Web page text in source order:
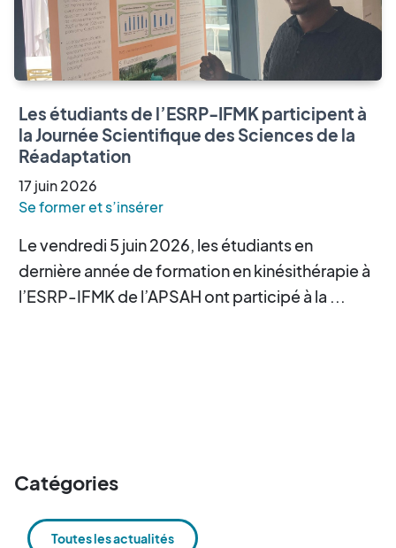
Les étudiants de l’ESRP-IFMK participent à
la Journée Scientifique des Sciences de la
Réadaptation
17juin2026
Se former et s’insérer
Le vendredi 5 juin 2026, les étudiants en
dernière année de formation en kinésithérapie à
l’ESRP-IFMK de l’APSAH ont participé à la ...
Catégories
Toutes les actualités